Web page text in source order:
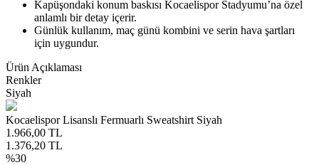
Kapüşondaki konum baskısı Kocaelispor Stadyumu’na özel
anlamlı bir detay içerir.
Günlük kullanım, maç günü kombini ve serin hava şartları
için uygundur.
Ürün Açıklaması
Renkler
Siyah
Kocaelispor Lisanslı Fermuarlı Sweatshirt Siyah
1.966,00 TL
1.376,20 TL
%30